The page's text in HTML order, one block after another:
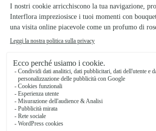
Il tuo fiorista artigiano a SOLOFRA